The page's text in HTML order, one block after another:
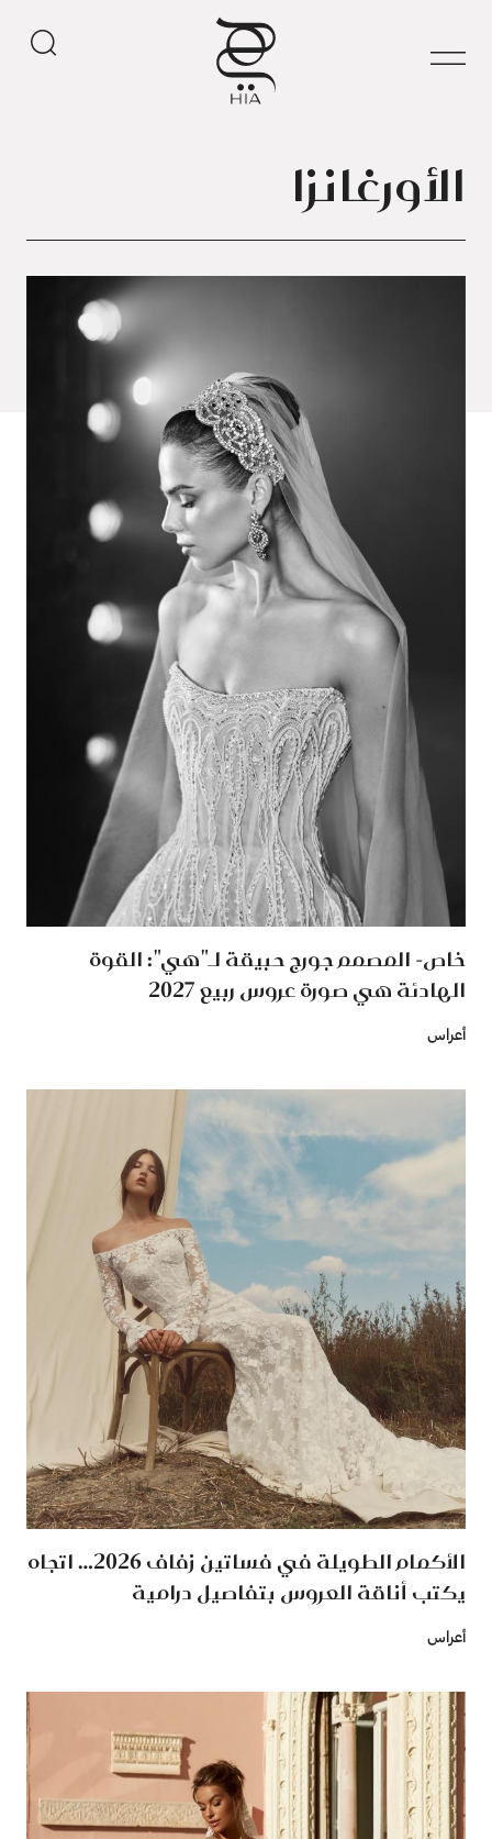
الأورغانزا
خاص- المصمم جورج حبيقة لـ"هي": القوة
الهادئة هي صورة عروس ربيع 2027
أعراس
الأكمام الطويلة في فساتين زفاف 2026… اتجاه
يكتب أناقة العروس بتفاصيل درامية
أعراس